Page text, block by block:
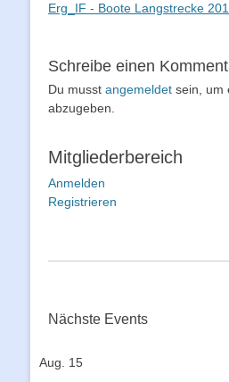
Erg_IF - Boote Langstrecke
Schreibe einen
Du musst angemeldet sein, um
abzugeben.
Mitgliederbereich
Anmelden
Registrieren
Nächste Events
Aug. 15